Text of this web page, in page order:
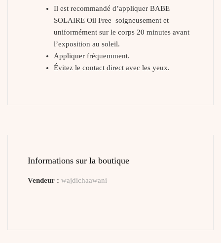
Il est recommandé d’appliquer BABE
SOLAIRE Oil Free soigneusement et
uniformément sur le corps 20 minutes avant
l’exposition au soleil.
Appliquer fréquemment.
Évitez le contact direct avec les yeux.
Informations sur la boutique
Vendeur : wajdichaawani